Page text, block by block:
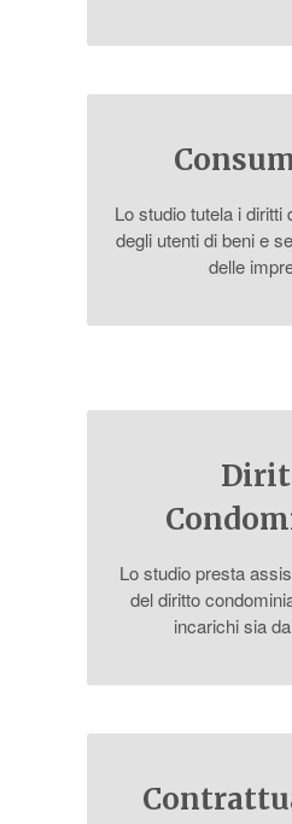
Lo studio tutela i diritti
degli utenti di beni e
delle
Lo studio presta
del diritto
incarichi sia